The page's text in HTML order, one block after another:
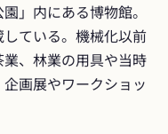
」内にある博物館。
ている。機械化以前
、林業の用具や当時
画展やワークショッ